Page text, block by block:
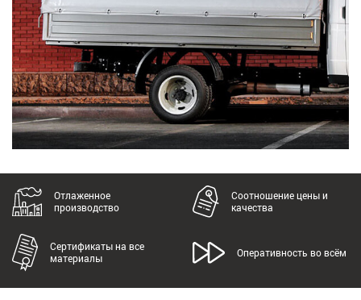
Отлаженное
производство
Соотношение цены и
качества
Сертификаты на все
материалы
Оперативность во всём